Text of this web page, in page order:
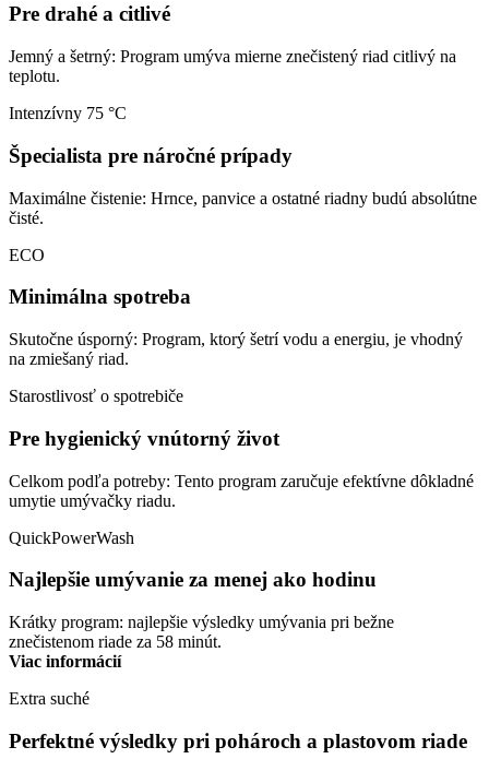
Pre drahé a citlivé
Jemný a šetrný: Program umýva mierne znečistený riad citlivý na
teplotu.
Intenzívny 75 °C
Špecialista pre náročné prípady
Maximálne čistenie: Hrnce, panvice a ostatné riadny budú absolútne
čisté.
ECO
Minimálna spotreba
Skutočne úsporný: Program, ktorý šetrí vodu a energiu, je vhodný
na zmiešaný riad.
Starostlivosť o spotrebiče
Pre hygienický vnútorný život
Celkom podľa potreby: Tento program zaručuje efektívne dôkladné
umytie umývačky riadu.
QuickPowerWash
Najlepšie umývanie za menej ako hodinu
Krátky program: najlepšie výsledky umývania pri bežne
znečistenom riade za 58 minút.
Viac informácií
Extra suché
Perfektné výsledky pri pohároch a plastovom riade